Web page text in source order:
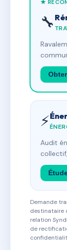
★
🔧
⚡
Audit
Demande
destinataire
relation
de